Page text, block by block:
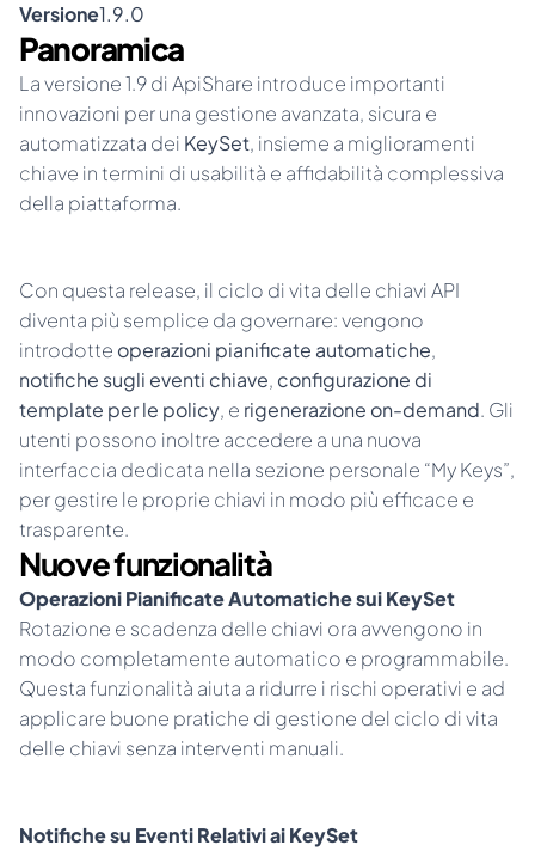
Versione1.9.0
Panoramica
La versione 1.9 di ApiShare introduce importanti
innovazioni per una gestione avanzata, sicura e
automatizzata dei KeySet, insieme a miglioramenti
chiave in termini di usabilità e affidabilità complessiva
della piattaforma.
Con questa release, il ciclo di vita delle chiavi API
diventa più semplice da governare: vengono
introdotte operazioni pianificate automatiche
notifiche sugli eventi chiave, configurazione di
template per le policy, e rigenerazione on-demand. Gli
utenti possono inoltre accedere a una nuova
interfaccia dedicata nella sezione personale “My Keys”,
per gestire le proprie chiavi in modo più efficace e
trasparente.
Nuove funzionalità
Operazioni Pianificate Automatiche sui KeySet
Rotazione e scadenza delle chiavi ora avvengono in
modo completamente automatico e programmabile.
Questa funzionalità aiuta a ridurre i rischi operativi e ad
applicare buone pratiche di gestione del ciclo di vita
delle chiavi senza interventi manuali.
Notifiche su Eventi Relativi ai KeySet